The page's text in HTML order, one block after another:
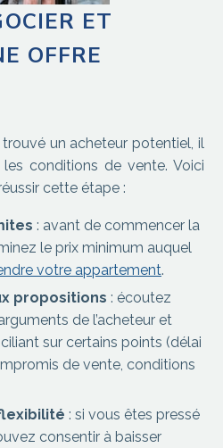
ET
OFFRE
un acheteur potentiel, il
conditions de vente. Voici
cette étape :
: avant de commencer la
le prix minimum auquel
votre appartement.
propositions : écoutez
de l’acheteur et
sur certains points (délai
de vente, conditions
: si vous êtes pressé
consentir à baisser